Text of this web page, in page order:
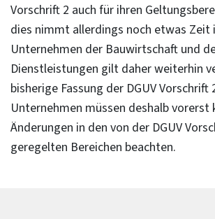
Vorschrift 2 auch für ihren
dies nimmt allerdings noch etwas Zeit
Unternehmen der Bauwirtschaft und
Dienstleistungen gilt daher weiterhin
bisherige Fassung der DGUV Vorschrift
Unternehmen müssen deshalb vorerst
Änderungen in den von der DGUV
geregelten Bereichen beachten.